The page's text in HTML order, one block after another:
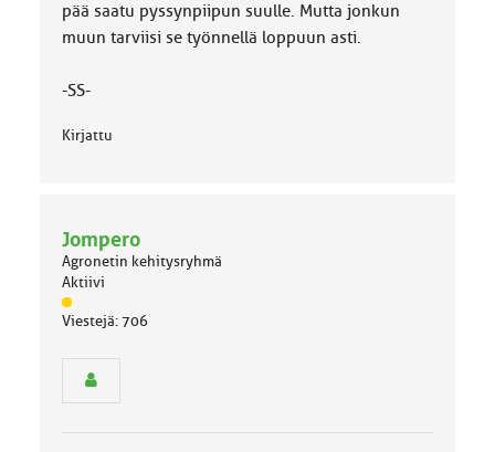
pää saatu pyssynpiipun suulle. Mutta jonkun
muun tarviisi se työnnellä loppuun asti.
-SS-
Kirjattu
Jompero
Agronetin kehitysryhmä
Aktiivi
J
ä
Viestejä: 706